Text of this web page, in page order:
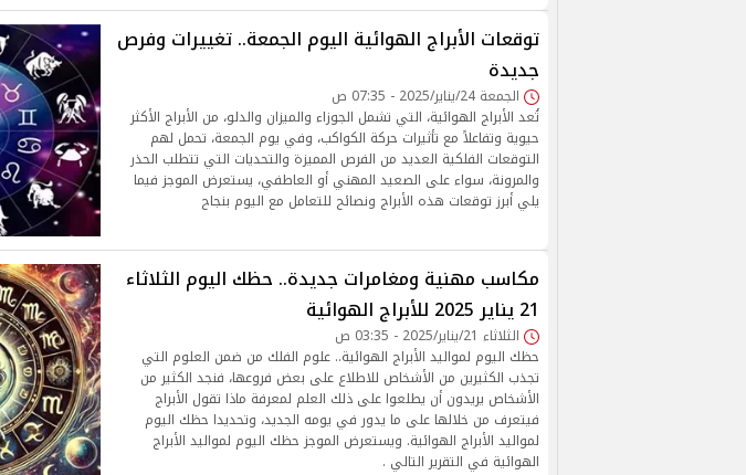
توقعات الأبراج الهوائية اليوم الجمعة.. تغييرات وفرص
جديدة
الجمعة 24/يناير/2025 - 07:35 ص
تُعد الأبراج الهوائية، التي تشمل الجوزاء والميزان والدلو، من الأبراج الأكثر
حيوية وتفاعلاً مع تأثيرات حركة الكواكب، وفي يوم الجمعة، تحمل لهم
التوقعات الفلكية العديد من الفرص المميزة والتحديات التي تتطلب الحذر
والمرونة، سواء على الصعيد المهني أو العاطفي، يستعرض الموجز فيما
يلي أبرز توقعات هذه الأبراج ونصائح للتعامل مع اليوم بنجاح
مكاسب مهنية ومغامرات جديدة.. حظك اليوم الثلاثاء
21 يناير 2025 للأبراج الهوائية
الثلاثاء 21/يناير/2025 - 03:35 ص
حظك اليوم لمواليد الأبراج الهوائية.. علوم الفلك من ضمن العلوم التي
تجذب الكثيرين من الأشخاص للاطلاع على بعض فروعها، فنجد الكثير من
الأشخاص يريدون أن يطلعوا على ذلك العلم لمعرفة ماذا تقول الأبراج
فيتعرف من خلالها على ما يدور في يومه الجديد، وتحديدا حظك اليوم
لمواليد الأبراج الهوائية. ويستعرض الموجز حظك اليوم لمواليد الأبراج
الهوائية في التقرير التالي .